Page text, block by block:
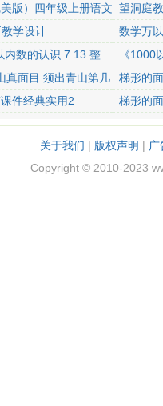
版）四年级上册语文 望洞庭
学设计
数学万
内数的认识 7.13 整
《
真面目 须出青山第几
梯形的
件经典实用2
梯形的
关于我们 | 版权声明 |
Copyright © 2010-2023